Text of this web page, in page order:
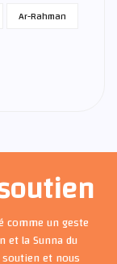
Ar-Rahman
comme un geste
et la Sunna du
et nous